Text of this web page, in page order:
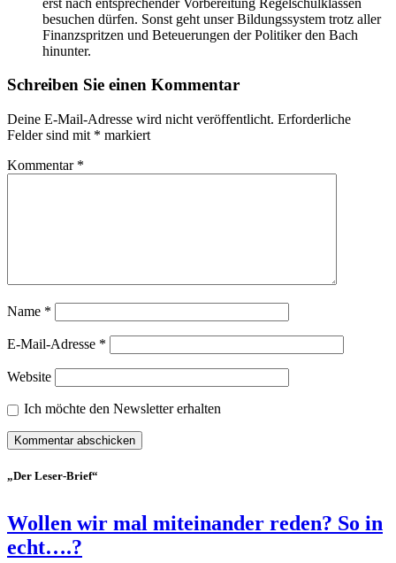
besuchen dürfen. Sonst geht unser Bildungssystem trotz aller
Finanzspritzen und Beteuerungen der Politiker den Bach
hinunter.
Schreiben Sie einen Kommentar
Deine E-Mail-Adresse wird nicht veröffentlicht. Erforderliche
Felder sind mit * markiert
Kommentar *
Name *
E-Mail-Adresse *
Website
Ich möchte den Newsletter erhalten
„Der Leser-Brief“
Wollen wir mal miteinander reden? So in
echt….?